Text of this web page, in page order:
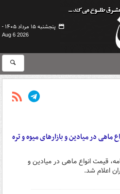
پنجشنبه ۱۵ مرداد ۱۴۰۵ -
Aug 6 2026
ماهی در میادین و بازارهای میوه و تره
قیمت انواع ماهی در میادین و
اعلام شد.